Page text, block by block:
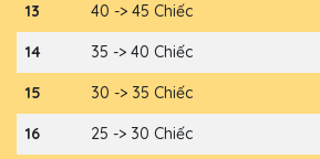
13 40 -> 45 Chiếc
14 35 -> 40 Chiếc
15 30 -> 35 Chiếc
16 25 -> 30 Chiếc